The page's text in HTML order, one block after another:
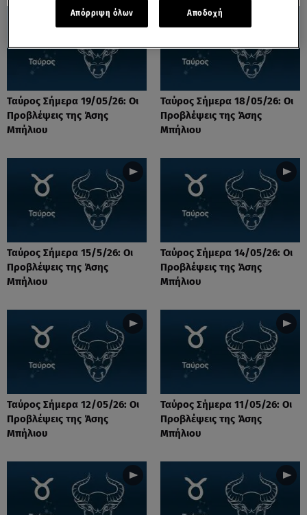
Ταύρος Σήμερα 19/05/26: Οι
Προβλέψεις της Άσης
Μπήλιου
Ταύρος Σήμερα 18/05/26: Οι
Προβλέψεις της Άσης
Μπήλιου
Ταύρος Σήμερα 15/5/26: Οι
Προβλέψεις της Άσης
Μπήλιου
Ταύρος Σήμερα 14/05/26: Οι
Προβλέψεις της Άσης
Μπήλιου
Ταύρος Σήμερα 12/05/26: Οι
Προβλέψεις της Άσης
Μπήλιου
Ταύρος Σήμερα 11/05/26: Οι
Προβλέψεις της Άσης
Μπήλιου
Απόρριψη όλων Αποδοχή